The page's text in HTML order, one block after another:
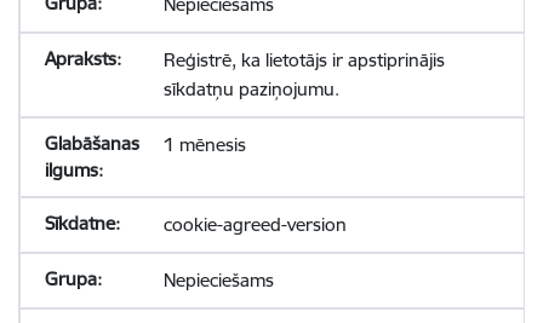
Reģistrē, ka lietotājs ir apstiprinājis
sīkdatņu paziņojumu.
1 mēnesis
cookie-agreed-version
Nepieciešams